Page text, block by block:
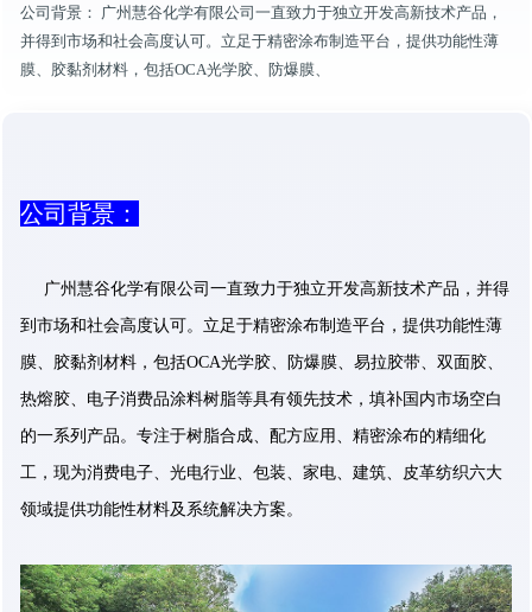
公司背景： 广州慧谷化学有限公司一直致力于独立开发高新技术产品，
并得到市场和社会高度认可。立足于精密涂布制造平台，提供功能性薄
膜、胶黏剂材料，包括OCA光学胶、防爆膜、
公司背景：
广州慧谷化学有限公司一直致力于独立开发高新技术产品，并得
到市场和社会高度认可。立足于精密涂布制造平台，提供功能性薄
膜、胶黏剂材料，包括OCA光学胶、防爆膜、易拉胶带、双面胶、
热熔胶、电子消费品涂料树脂等具有领先技术，填补国内市场空白
的一系列产品。专注于树脂合成、配方应用、精密涂布的精细化
工，现为消费电子、光电行业、包装、家电、建筑、皮革纺织六大
领域提供功能性材料及系统解决方案。